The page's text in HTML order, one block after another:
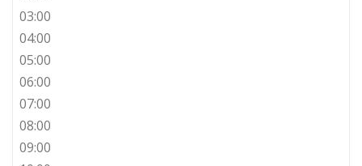
03:00
04:00
05:00
06:00
07:00
08:00
09:00